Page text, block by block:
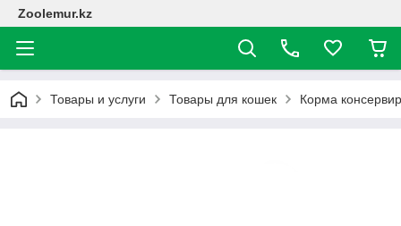
Zoolemur.kz
Товары и услуги Товары для кошек Корма